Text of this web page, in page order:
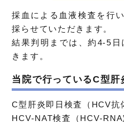
採血による血液検査を行
採らせていただきます。
結果判明までは、約4-5
きます。
当院で行っているC型肝
C型肝炎即日検査（HCV抗
HCV-NAT検査（HCV-RNA